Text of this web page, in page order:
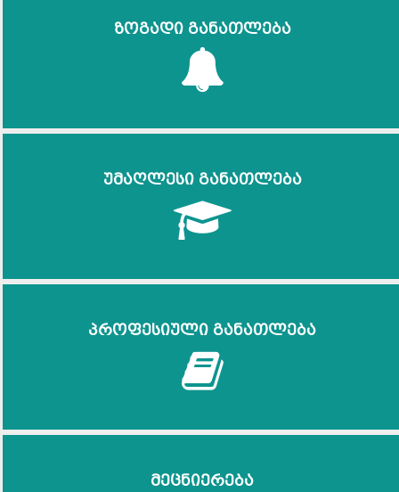
ზოგადი განათლება
უმაღლესი განათლება
პროფესიული განათლება
მეცნიერება